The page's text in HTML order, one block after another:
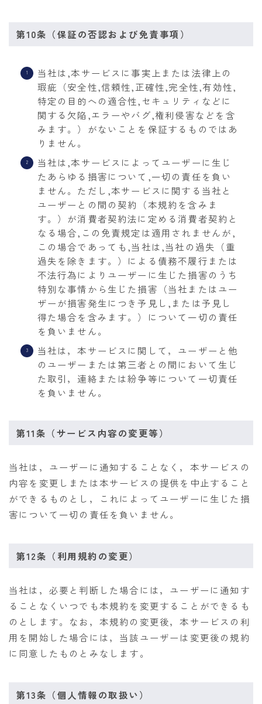
第10条（保証の否認および免責事項）
当社は,本サービスに事実上または法律上の
瑕疵（安全性,信頼性,正確性,完全性,有効性,
特定の目的への適合性,セキュリティなどに
関する欠陥,エラーやバグ,権利侵害などを含
みます。）がないことを保証するものではあ
りません。
当社は,本サービスによってユーザーに生じ
たあらゆる損害について,一切の責任を負い
ません。ただし,本サービスに関する当社と
ユーザーとの間の契約（本規約を含みま
す。）が消費者契約法に定める消費者契約と
なる場合,この免責規定は適用されませんが,
この場合であっても,当社は,当社の過失（重
過失を除きます。）による債務不履行または
不法行為によりユーザーに生じた損害のうち
特別な事情から生じた損害（当社またはユー
ザーが損害発生につき予見し,または予見し
得た場合を含みます。）について一切の責任
を負いません。
当社は，本サービスに関して，ユーザーと他
のユーザーまたは第三者との間において生じ
た取引，連絡または紛争等について一切責任
を負いません。
第11条（サービス内容の変更等）
当社は，ユーザーに通知することなく，本サービスの
内容を変更しまたは本サービスの提供を中止すること
ができるものとし，これによってユーザーに生じた損
害について一切の責任を負いません。
第12条（利用規約の変更）
当社は，必要と判断した場合には，ユーザーに通知す
ることなくいつでも本規約を変更することができるも
のとします。なお，本規約の変更後，本サービスの利
用を開始した場合には，当該ユーザーは変更後の規約
に同意したものとみなします。
第13条（個人情報の取扱い）